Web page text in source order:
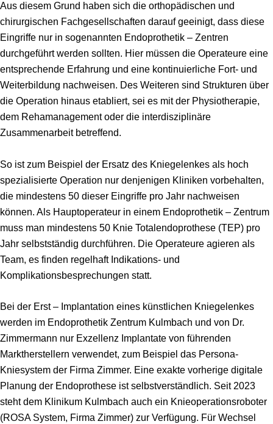
Aus diesem Grund haben sich die orthopädischen und
chirurgischen Fachgesellschaften darauf geeinigt, dass diese
Eingriffe nur in sogenannten Endoprothetik – Zentren
durchgeführt werden sollten. Hier müssen die Operateure eine
entsprechende Erfahrung und eine kontinuierliche Fort- und
Weiterbildung nachweisen. Des Weiteren sind Strukturen über
die Operation hinaus etabliert, sei es mit der Physiotherapie,
dem Rehamanagement oder die interdisziplinäre
Zusammenarbeit betreffend.
So ist zum Beispiel der Ersatz des Kniegelenkes als hoch
spezialisierte Operation nur denjenigen Kliniken vorbehalten,
die mindestens 50 dieser Eingriffe pro Jahr nachweisen
können. Als Hauptoperateur in einem Endoprothetik – Zentrum
muss man mindestens 50 Knie Totalendoprothese (TEP) pro
Jahr selbstständig durchführen. Die Operateure agieren als
Team, es finden regelhaft Indikations- und
Komplikationsbesprechungen statt.
Bei der Erst – Implantation eines künstlichen Kniegelenkes
werden im Endoprothetik Zentrum Kulmbach und von Dr.
Zimmermann nur Exzellenz Implantate von führenden
Marktherstellern verwendet, zum Beispiel das Persona-
Kniesystem der Firma Zimmer. Eine exakte vorherige digitale
Planung der Endoprothese ist selbstverständlich. Seit 2023
steht dem Klinikum Kulmbach auch ein Knieoperationsroboter
(ROSA System, Firma Zimmer) zur Verfügung. Für Wechsel